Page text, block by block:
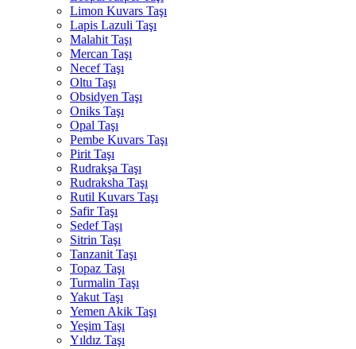
Limon Kuvars Taşı
Lapis Lazuli Taşı
Malahit Taşı
Mercan Taşı
Necef Taşı
Oltu Taşı
Obsidyen Taşı
Oniks Taşı
Opal Taşı
Pembe Kuvars Taşı
Pirit Taşı
Rudrakşa Taşı
Rudraksha Taşı
Rutil Kuvars Taşı
Safir Taşı
Sedef Taşı
Sitrin Taşı
Tanzanit Taşı
Topaz Taşı
Turmalin Taşı
Yakut Taşı
Yemen Akik Taşı
Yeşim Taşı
Yıldız Taşı